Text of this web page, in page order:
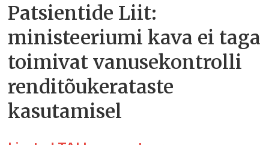
Patsientide Liit:
ministeeriumi kava ei taga
toimivat vanusekontrolli
renditõukerataste
kasutamisel